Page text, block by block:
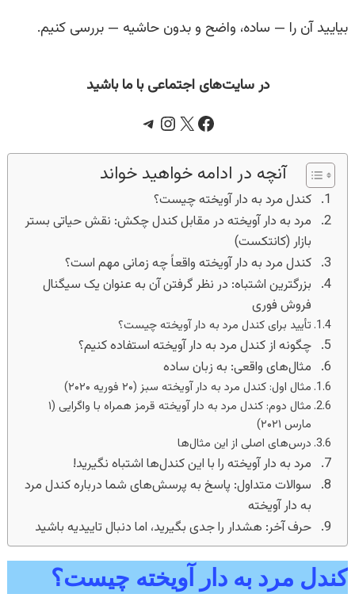
بیایید آن را — ساده، واضح و بدون حاشیه — بررسی کنیم.
در سایت‌های اجتماعی با ما باشید
Facebook
X
Instagram
Telegram
آنچه در ادامه خواهید خواند
کندل مرد به دار آویخته چیست؟
مرد به دار آویخته در مقابل کندل چکش: نقش حیاتی بستر
بازار (کانتکست)
کندل مرد به دار آویخته واقعاً چه زمانی مهم است؟
بزرگترین اشتباه: در نظر گرفتن آن به عنوان یک سیگنال
فروش فوری
تأیید برای کندل مرد به دار آویخته چیست؟
چگونه از کندل مرد به دار آویخته استفاده کنیم؟
مثال‌‌های واقعی: به زبان ساده‌
مثال اول: کندل مرد به دار آویخته سبز (۲۰ فوریه ۲۰۲۰)
مثال دوم: کندل مرد به دار آویخته قرمز همراه با واگرایی (۱
مارس ۲۰۲۱)
درس‌های اصلی از این مثال‌ها
مرد به دار آویخته را با این کندل‌ها اشتباه نگیرید!
سوالات متداول: پاسخ به پرسش‌های شما درباره کندل مرد
به دار آویخته
حرف آخر: هشدار را جدی بگیرید، اما دنبال تاییدیه باشید
کندل مرد به دار آویخته چیست؟